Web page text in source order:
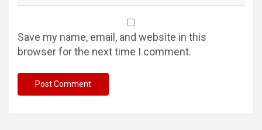
Save my name, email, and website in this
browser for the next time I comment.